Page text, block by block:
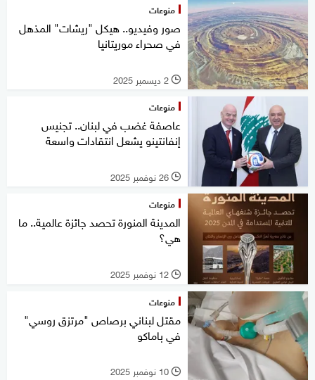
منوعات
صور وفيديو.. هيكل "ريشات" المذهل
في صحراء موريتانيا
l 2 ديسمبر 2025
منوعات
عاصفة غضب في لبنان.. تجنيس
إنفانتينو يشعل انتقادات واسعة
l 26 نوفمبر 2025
منوعات
المدينة المنورة تحصد جائزة عالمية.. ما
هي؟
l 12 نوفمبر 2025
منوعات
مقتل لبناني برصاص "مرتزق روسي"
في باماكو
l 10 نوفمبر 2025